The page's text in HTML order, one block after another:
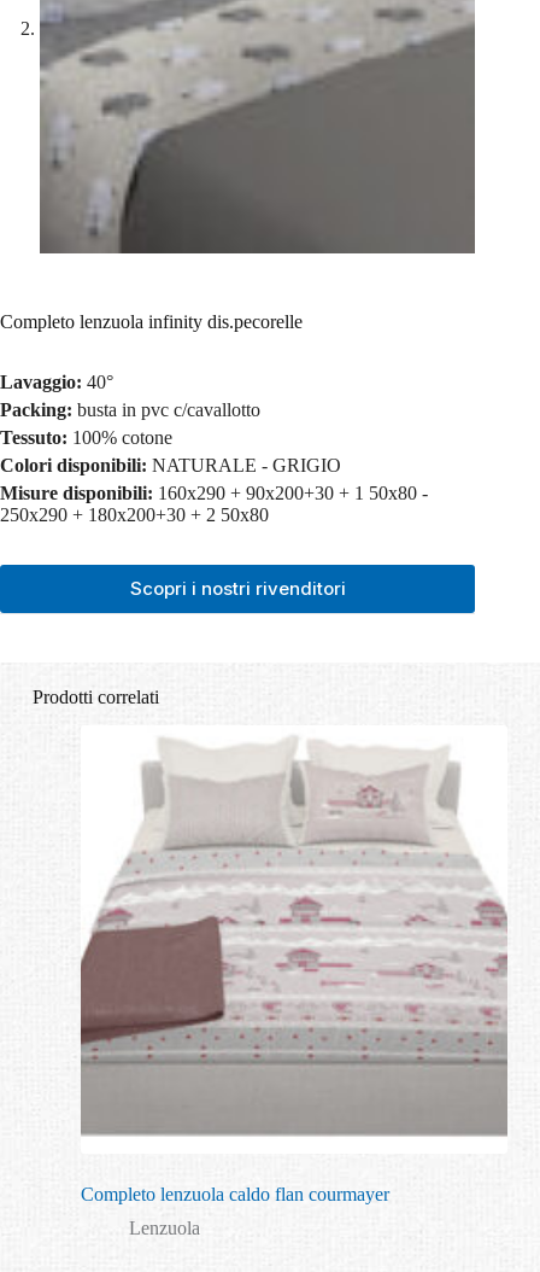
Completo lenzuola infinity dis.pecorelle
Lavaggio: 40°
Packing: busta in pvc c/cavallotto
Tessuto: 100% cotone
Colori disponibili: NATURALE - GRIGIO
Misure disponibili: 160x290 + 90x200+30 + 1 50x80 -
250x290 + 180x200+30 + 2 50x80
Scopri i nostri rivenditori
Prodotti correlati
Completo lenzuola caldo flan courmayer
Lenzuola